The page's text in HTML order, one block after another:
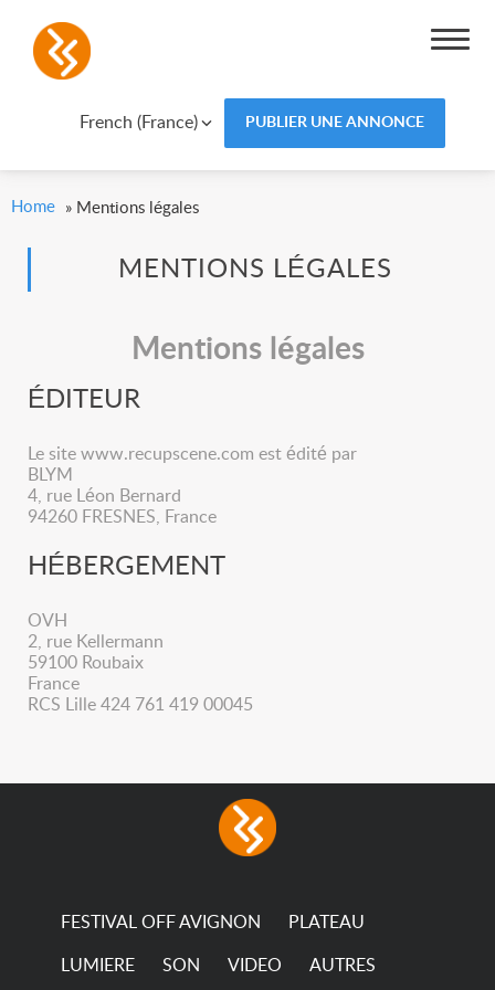
French (France) PUBLIER UNE ANNONCE
Home » Mentions légales
MENTIONS LÉGALES
Mentions légales
ÉDITEUR
Le site www.recupscene.com est édité par
BLYM
4, rue Léon Bernard
94260 FRESNES, France
HÉBERGEMENT
OVH
2, rue Kellermann
59100 Roubaix
France
RCS Lille 424 761 419 00045
FESTIVAL OFF AVIGNON PLATEAU
LUMIERE SON VIDEO AUTRES